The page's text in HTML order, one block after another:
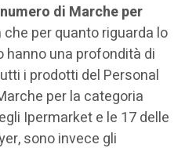
numero di Marche per
che per quanto riguarda lo
hanno una profondità di
i prodotti del Personal
per la categoria
Ipermarket e le 17 delle
sono invece gli